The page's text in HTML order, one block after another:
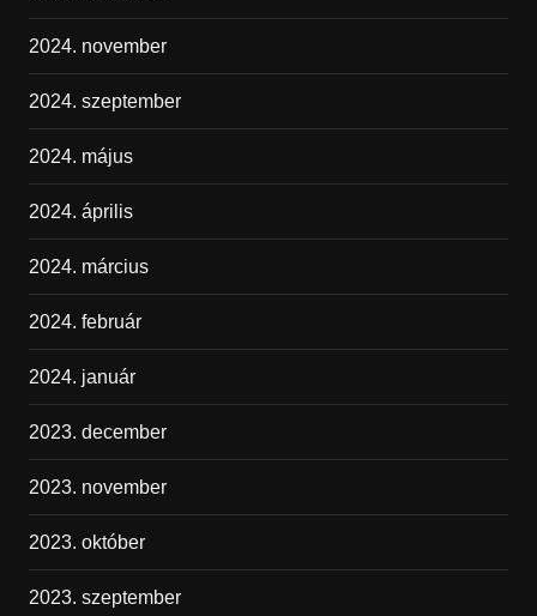
2024. november
2024. szeptember
2024. május
2024. április
2024. március
2024. február
2024. január
2023. december
2023. november
2023. október
2023. szeptember